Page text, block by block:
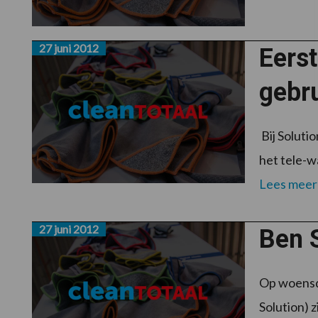
27 juni 2012
Bij
het tele-
Lees meer
Ben
27 juni 2012
Op
Solution)